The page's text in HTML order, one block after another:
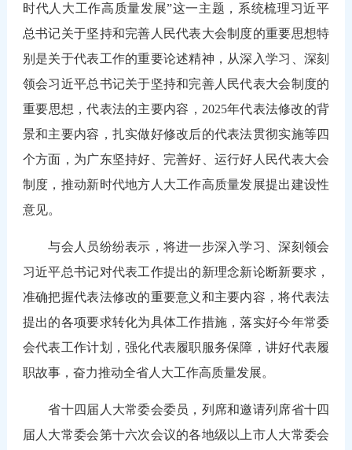
时代人大工作高质量发展”这一主题，系统梳理习近平
总书记关于坚持和完善人民代表大会制度的重要思想特
别是关于代表工作的重要论述精神，从深入学习、深刻
领会习近平总书记关于坚持和完善人民代表大会制度的
重要思想，代表法的主要内容，2025年代表法修改的背
景和主要内容，扎实做好修改后的代表法贯彻实施等四
个方面，为广东坚持好、完善好、运行好人民代表大会
制度，推动新时代地方人大工作高质量发展提出建设性
意见。
与会人员纷纷表示，将进一步深入学习、深刻领会
习近平总书记对代表工作提出的新理念新论断新要求，
准确把握代表法修改的重要意义和主要内容，将代表法
提出的各项要求转化为具体工作措施，落实好今年常委
会代表工作计划，强化代表履职服务保障，讲好代表履
职故事，奋力推动全省人大工作高质量发展。
省十四届人大常委会委员，列席和邀请列席省十四
届人大常委会第十六次会议的各地级以上市人大常委会